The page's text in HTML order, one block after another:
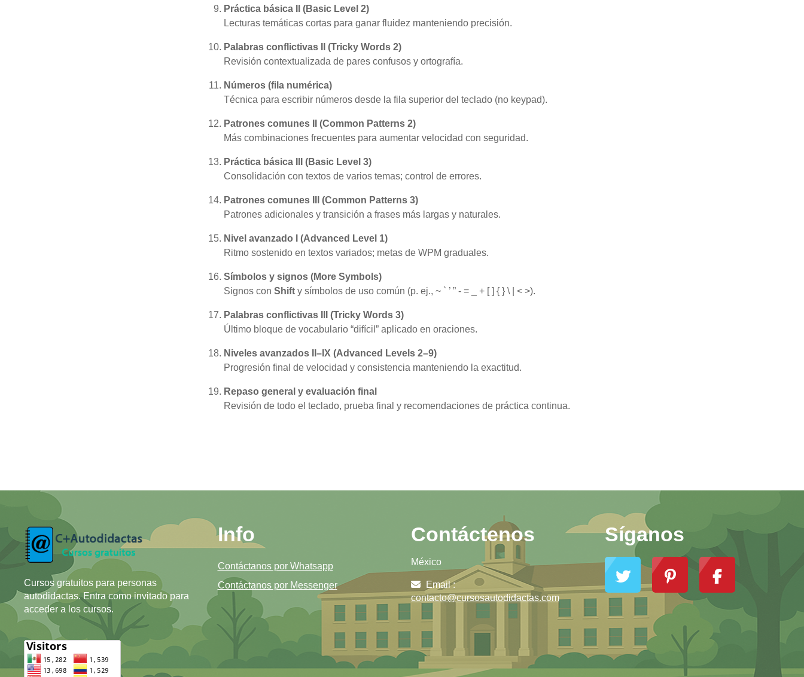
Práctica básica II (Basic Level 2)
Lecturas temáticas cortas para ganar fluidez manteniendo precisión.
Palabras conflictivas II (Tricky Words 2)
Revisión contextualizada de pares confusos y ortografía.
Números (fila numérica)
Técnica para escribir números desde la fila superior del teclado (no keypad).
Patrones comunes II (Common Patterns 2)
Más combinaciones frecuentes para aumentar velocidad con seguridad.
Práctica básica III (Basic Level 3)
Consolidación con textos de varios temas; control de errores.
Patrones comunes III (Common Patterns 3)
Patrones adicionales y transición a frases más largas y naturales.
Nivel avanzado I (Advanced Level 1)
Ritmo sostenido en textos variados; metas de WPM graduales.
Símbolos y signos (More Symbols)
Signos con Shift y símbolos de uso común (p. ej., ~ ` ’ ” - = _ + [ ] { } \ | < >).
Palabras conflictivas III (Tricky Words 3)
Último bloque de vocabulario “difícil” aplicado en oraciones.
Niveles avanzados II–IX (Advanced Levels 2–9)
Progresión final de velocidad y consistencia manteniendo la exactitud.
Repaso general y evaluación final
Revisión de todo el teclado, prueba final y recomendaciones de práctica continua.
Cursos gratuitos para personas
autodidactas. Entra como invitado para
acceder a los cursos.
Info
Contáctanos por Whatsapp
Contáctanos por Messenger
Contáctenos
México
Email :
contacto@cursosautodidactas.com
Síganos